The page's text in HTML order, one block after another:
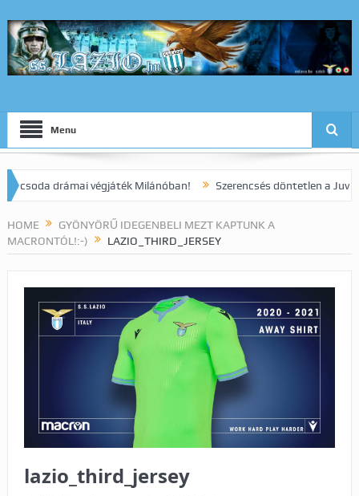
Menu
drámai végjáték Milánóban! Szerencsés döntetlen a Juve elleni
HOME
GYÖNYÖRŰ IDEGENBELI MEZT KAPTUNK A
MACRONTÓL!:-)
LAZIO_THIRD_JERSEY
lazio_third_jersey